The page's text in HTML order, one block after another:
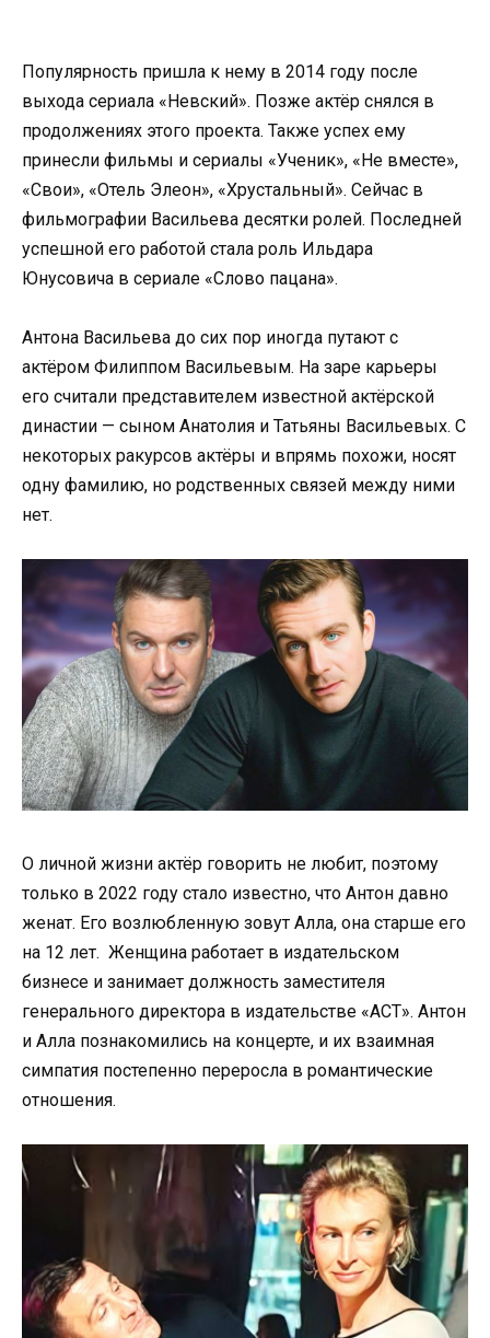
Популярность пришла к нему в 2014 году после
выхода сериала «Невский». Позже актёр снялся в
продолжениях этого проекта. Также успех ему
принесли фильмы и сериалы «Ученик», «Не вместе»,
«Свои», «Отель Элеон», «Хрустальный». Сейчас в
фильмографии Васильева десятки ролей. Последней
успешной его работой стала роль Ильдара
Юнусовича в сериале «Слово пацана».
Антона Васильева до сих пор иногда путают с
актёром Филиппом Васильевым. На заре карьеры
его считали представителем известной актёрской
династии — сыном Анатолия и Татьяны Васильевых. С
некоторых ракурсов актёры и впрямь похожи, носят
одну фамилию, но родственных связей между ними
нет.
О личной жизни актёр говорить не любит, поэтому
только в 2022 году стало известно, что Антон давно
женат. Его возлюбленную зовут Алла, она старше его
на 12 лет. Женщина работает в издательском
бизнесе и занимает должность заместителя
генерального директора в издательстве «АСТ». Антон
и Алла познакомились на концерте, и их взаимная
симпатия постепенно переросла в романтические
отношения.